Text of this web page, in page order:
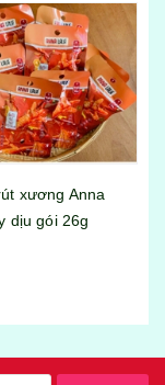
trộn Miss Bánh